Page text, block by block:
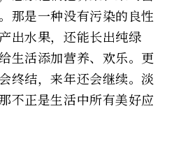
那是一种没有污染的良性
出水果，还能长出纯绿
生活添加营养、欢乐。更
终结，来年还会继续。淡
不正是生活中所有美好应